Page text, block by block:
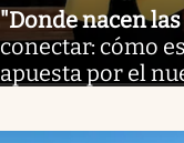
"Donde nacen
conectar: cómo
apuesta por el